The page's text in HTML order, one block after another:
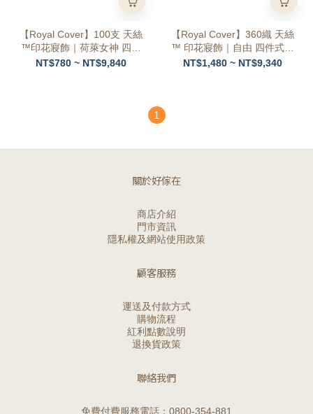
【Royal Cover】100支 天絲
™印花寢飾｜荷萊女神 四件
式組 (雙人/加大/特大)
NT$780 ~ NT$9,840
【Royal Cover】360織 天絲
™ 印花寢飾｜自由 四件式組
(雙人/加大/特大)
NT$1,480 ~ NT$9,340
1
關於好傢在
商店介紹
門市資訊
隱私權及網站使用政策
顧客服務
運送及付款方式
購物流程
紅利點數說明
退換貨政策
聯絡我們
免費付費服務電話：0800-354-881